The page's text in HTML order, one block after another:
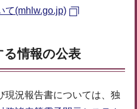
て(mhlw.go.jp)
る情報の公表
現況報告書については、独